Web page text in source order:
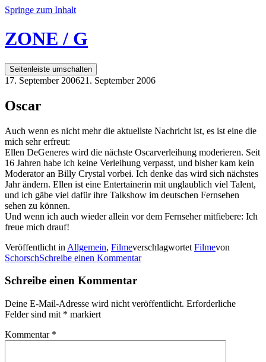
Springe zum Inhalt
ZONE / G
Seitenleiste umschalten
17. September 200621. September 2006
Oscar
Auch wenn es nicht mehr die aktuellste Nachricht ist, es ist eine die
mich sehr erfreut:
Ellen DeGeneres wird die nächste Oscarverleihung moderieren. Seit
16 Jahren habe ich keine Verleihung verpasst, und bisher kam kein
Moderator an Billy Crystal vorbei. Ich denke das wird sich nächstes
Jahr ändern. Ellen ist eine Entertainerin mit unglaublich viel Talent,
und ich gäbe viel dafür ihre Talkshow im deutschen Fernsehen
sehen zu können.
Und wenn ich auch wieder allein vor dem Fernseher mitfiebere: Ich
freue mich drauf!
Veröffentlicht in Allgemein, Filmeverschlagwortet Filmevon
SchorschSchreibe einen Kommentar
Schreibe einen Kommentar
Deine E-Mail-Adresse wird nicht veröffentlicht. Erforderliche
Felder sind mit * markiert
Kommentar *